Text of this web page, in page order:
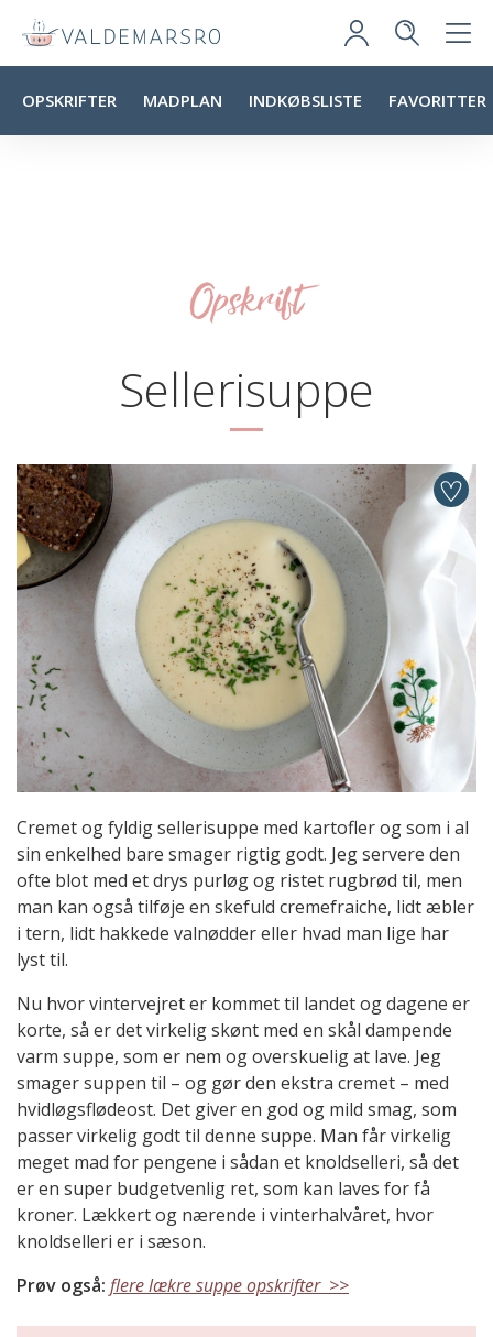
OPSKRIFTER MADPLAN INDKØBSLISTE FAVORITTER
Opskrift
Sellerisuppe
Cremet og fyldig sellerisuppe med kartofler og som i al
sin enkelhed bare smager rigtig godt. Jeg servere den
ofte blot med et drys purløg og ristet rugbrød til, men
man kan også tilføje en skefuld cremefraiche, lidt æbler
i tern, lidt hakkede valnødder eller hvad man lige har
lyst til.
Nu hvor vintervejret er kommet til landet og dagene er
korte, så er det virkelig skønt med en skål dampende
varm suppe, som er nem og overskuelig at lave. Jeg
smager suppen til – og gør den ekstra cremet – med
hvidløgsflødeost. Det giver en god og mild smag, som
passer virkelig godt til denne suppe. Man får virkelig
meget mad for pengene i sådan et knoldselleri, så det
er en super budgetvenlig ret, som kan laves for få
kroner. Lækkert og nærende i vinterhalvåret, hvor
knoldselleri er i sæson.
Prøv også: flere lækre suppe opskrifter >>